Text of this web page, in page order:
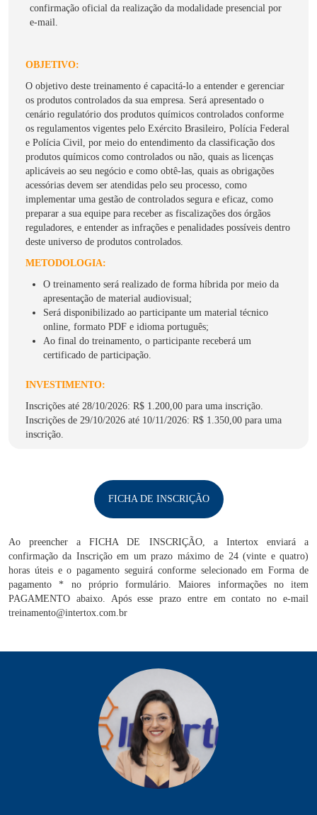
confirmação oficial da realização da modalidade presencial por
e-mail.
OBJETIVO:
O objetivo deste treinamento é capacitá-lo a entender e gerenciar
os produtos controlados da sua empresa. Será apresentado o
cenário regulatório dos produtos químicos controlados conforme
os regulamentos vigentes pelo Exército Brasileiro, Polícia Federal
e Polícia Civil, por meio do entendimento da classificação dos
produtos químicos como controlados ou não, quais as licenças
aplicáveis ao seu negócio e como obtê-las, quais as obrigações
acessórias devem ser atendidas pelo seu processo, como
implementar uma gestão de controlados segura e eficaz, como
preparar a sua equipe para receber as fiscalizações dos órgãos
reguladores, e entender as infrações e penalidades possíveis dentro
deste universo de produtos controlados.
METODOLOGIA:
O treinamento será realizado de forma híbrida por meio da
apresentação de material audiovisual;
Será disponibilizado ao participante um material técnico
online, formato PDF e idioma português;
Ao final do treinamento, o participante receberá um
certificado de participação.
INVESTIMENTO:
Inscrições até 28/10/2026: R$ 1.200,00 para uma inscrição.
Inscrições de 29/10/2026 até 10/11/2026: R$ 1.350,00 para uma
inscrição.
FICHA DE INSCRIÇÃO
Ao preencher a FICHA DE INSCRIÇÃO, a Intertox enviará a
confirmação da Inscrição em um prazo máximo de 24 (vinte e quatro)
horas úteis e o pagamento seguirá conforme selecionado em Forma de
pagamento * no próprio formulário. Maiores informações no item
PAGAMENTO abaixo. Após esse prazo entre em contato no e-mail
treinamento@intertox.com.br